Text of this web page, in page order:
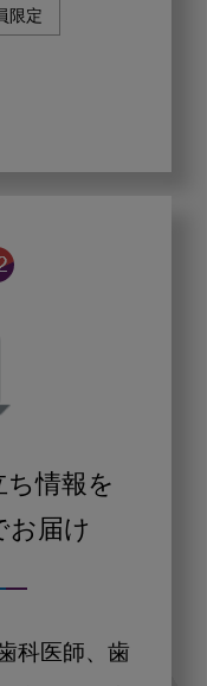
限定
情報を
お届け
科医師、歯